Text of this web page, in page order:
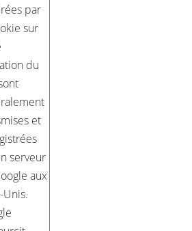
par
sur
du
et
serveur
aux
Unis.